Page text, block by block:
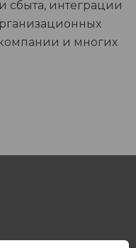
сбыта, интеграции
и многих